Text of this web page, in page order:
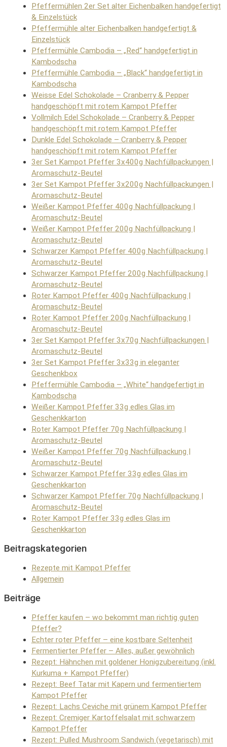
Pfeffermühlen 2er Set alter Eichenbalken handgefertigt
& Einzelstück
Pfeffermühle alter Eichenbalken handgefertigt &
Einzelstück
Pfeffermühle Cambodia – „Red“ handgefertigt in
Kambodscha
Pfeffermühle Cambodia – „Black“ handgefertigt in
Kambodscha
Weisse Edel Schokolade – Cranberry & Pepper
handgeschöpft mit rotem Kampot Pfeffer
Vollmilch Edel Schokolade – Cranberry & Pepper
handgeschöpft mit rotem Kampot Pfeffer
Dunkle Edel Schokolade – Cranberry & Pepper
handgeschöpft mit rotem Kampot Pfeffer
3er Set Kampot Pfeffer 3x400g Nachfüllpackungen |
Aromaschutz-Beutel
3er Set Kampot Pfeffer 3x200g Nachfüllpackungen |
Aromaschutz-Beutel
Weißer Kampot Pfeffer 400g Nachfüllpackung |
Aromaschutz-Beutel
Weißer Kampot Pfeffer 200g Nachfüllpackung |
Aromaschutz-Beutel
Schwarzer Kampot Pfeffer 400g Nachfüllpackung |
Aromaschutz-Beutel
Schwarzer Kampot Pfeffer 200g Nachfüllpackung |
Aromaschutz-Beutel
Roter Kampot Pfeffer 400g Nachfüllpackung |
Aromaschutz-Beutel
Roter Kampot Pfeffer 200g Nachfüllpackung |
Aromaschutz-Beutel
3er Set Kampot Pfeffer 3x70g Nachfüllpackungen |
Aromaschutz-Beutel
3er Set Kampot Pfeffer 3x33g in eleganter
Geschenkbox
Pfeffermühle Cambodia – „White“ handgefertigt in
Kambodscha
Weißer Kampot Pfeffer 33g edles Glas im
Geschenkkarton
Roter Kampot Pfeffer 70g Nachfüllpackung |
Aromaschutz-Beutel
Weißer Kampot Pfeffer 70g Nachfüllpackung |
Aromaschutz-Beutel
Schwarzer Kampot Pfeffer 33g edles Glas im
Geschenkkarton
Schwarzer Kampot Pfeffer 70g Nachfüllpackung |
Aromaschutz-Beutel
Roter Kampot Pfeffer 33g edles Glas im
Geschenkkarton
Beitragskategorien
Rezepte mit Kampot Pfeffer
Allgemein
Beiträge
Pfeffer kaufen – wo bekommt man richtig guten
Pfeffer?
Echter roter Pfeffer – eine kostbare Seltenheit
Fermentierter Pfeffer – Alles, außer gewöhnlich
Rezept: Hähnchen mit goldener Honigzubereitung (inkl.
Kurkuma + Kampot Pfeffer)
Rezept: Beef Tatar mit Kapern und fermentiertem
Kampot Pfeffer
Rezept: Lachs Ceviche mit grünem Kampot Pfeffer
Rezept: Cremiger Kartoffelsalat mit schwarzem
Kampot Pfeffer
Rezept: Pulled Mushroom Sandwich (vegetarisch) mit